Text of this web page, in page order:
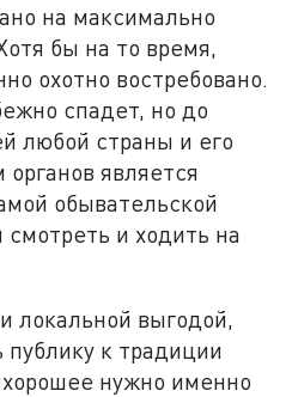
на максимально
бы на то время,
охотно востребовано.
спадет, но до
любой страны и его
является
обывательской
и ходить на
локальной выгодой,
публику к традиции
нужно именно